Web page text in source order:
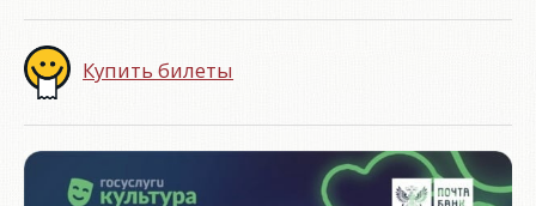
Купить билеты